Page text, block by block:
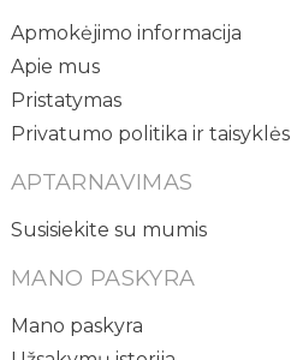
Apmokėjimo informacija
Apie mus
Pristatymas
Privatumo politika ir taisyklės
APTARNAVIMAS
Susisiekite su mumis
MANO PASKYRA
Mano paskyra